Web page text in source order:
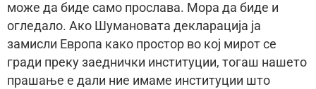
може да биде само прослава. Мора да биде и
огледало. Ако Шумановата декларација ја
замисли Европа како простор во кој мирот се
гради преку заеднички институции, тогаш нашето
прашање е дали ние имаме институции што